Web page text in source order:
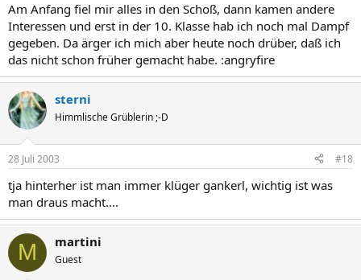
Am Anfang fiel mir alles in den Schoß, dann kamen andere
Interessen und erst in der 10. Klasse hab ich noch mal Dampf
gegeben. Da ärger ich mich aber heute noch drüber, daß ich
das nicht schon früher gemacht habe. :angryfire
sterni
Himmlische Grüblerin ;-D
28 Juli 2003 #18
tja hinterher ist man immer klüger gankerl, wichtig ist was
man draus macht....
M martini
Guest